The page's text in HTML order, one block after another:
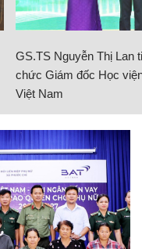
GS.TS Nguyễn Thị Lan
chức Giám đốc Học
Việt Nam